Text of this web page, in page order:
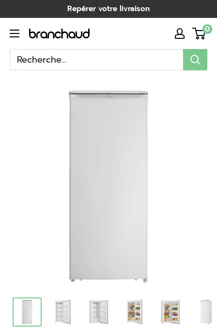
au
contenu
Repérer votre livraison
Branchaud
0